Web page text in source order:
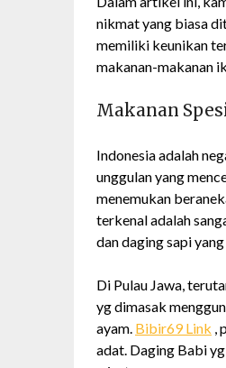
nikmat yang biasa
memiliki keunikan
makanan-makanan
Makanan
Indonesia adalah
unggulan yang
menemukan
terkenal adalah
dan daging sapi
Di Pulau Jawa,
yg dimasak
ayam. Bibir69 Link ,
adat. Daging Babi